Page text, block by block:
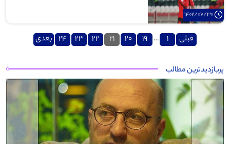
1402/07/30
صفحه‌بندی
نوشته‌ها
قبلی 1
…
19
20
21
22
23
24 بعدی
پربازدیدترین مطالب
Previous